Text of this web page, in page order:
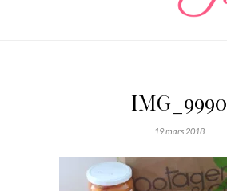
IMG_9990
19 mars 2018